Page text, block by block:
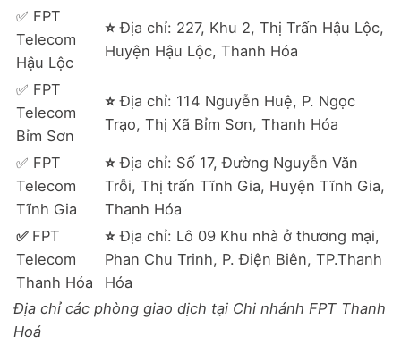
✅ FPT
Telecom
Hậu Lộc
⭐ Địa chỉ: 227, Khu 2, Thị Trấn Hậu Lộc,
Huyện Hậu Lộc, Thanh Hóa
✅ FPT
Telecom
Bỉm Sơn
⭐ Địa chỉ: 114 Nguyễn Huệ, P. Ngọc
Trạo, Thị Xã Bỉm Sơn, Thanh Hóa
✅ FPT
Telecom
Tĩnh Gia
⭐ Địa chỉ: Số 17, Đường Nguyễn Văn
Trỗi, Thị trấn Tĩnh Gia, Huyện Tĩnh Gia,
Thanh Hóa
✅ FPT
Telecom
Thanh Hóa
⭐ Địa chỉ: Lô 09 Khu nhà ở thương mại,
Phan Chu Trinh, P. Điện Biên, TP.Thanh
Hóa
Địa chỉ các phòng giao dịch tại Chi nhánh FPT Thanh
Hoá